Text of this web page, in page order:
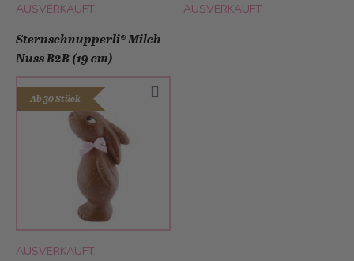
AUSVERKAUFT
AUSVERKAUFT
Sternschnupperli® Milch
Nuss B2B (19 cm)
Ab 30 Stück
AUSVERKAUFT